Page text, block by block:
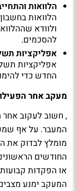
הלוואות
הלוואות
ולוודא
להסכמים.
אפליקציות
אפליקציות
החדש כדי
מעקב אחר
, חשוב לעקוב
המעבר. על אף
מומלץ לבדוק את
החודשים
או הפקדות
המעקב ימנע